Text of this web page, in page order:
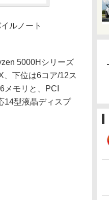
ルノート
5000Hシリーズ
、下位は6コア/12ス
モリと、PCI
14型液晶ディスプ